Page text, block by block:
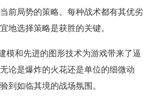
前局势的策略。每种战术都有其优劣
地选择策略是获胜的关键。
模和先进的图形技术为游戏带来了逼
论是爆炸的火花还是单位的细微动
到如临其境的战场氛围。